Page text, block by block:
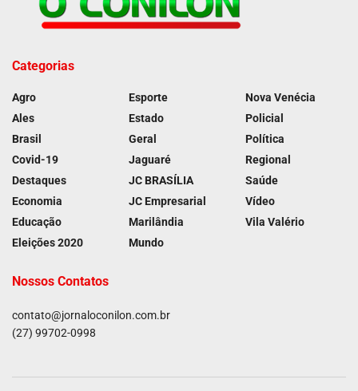
Categorias
Agro
Ales
Brasil
Covid-19
Destaques
Economia
Educação
Eleições 2020
Esporte
Estado
Geral
Jaguaré
JC BRASÍLIA
JC Empresarial
Marilândia
Mundo
Nova Venécia
Policial
Política
Regional
Saúde
Vídeo
Vila Valério
Nossos Contatos
contato@jornaloconilon.com.br
(27) 99702-0998